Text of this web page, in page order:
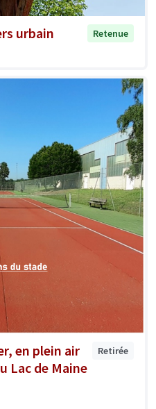
urbain
Retenue
en plein air
Lac de Maine
Retirée